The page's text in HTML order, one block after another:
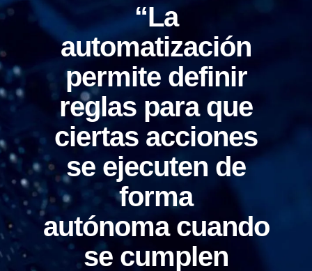
“La
automatización
permite definir
reglas para que
ciertas acciones
se ejecuten de
forma
autónoma cuando
se cumplen